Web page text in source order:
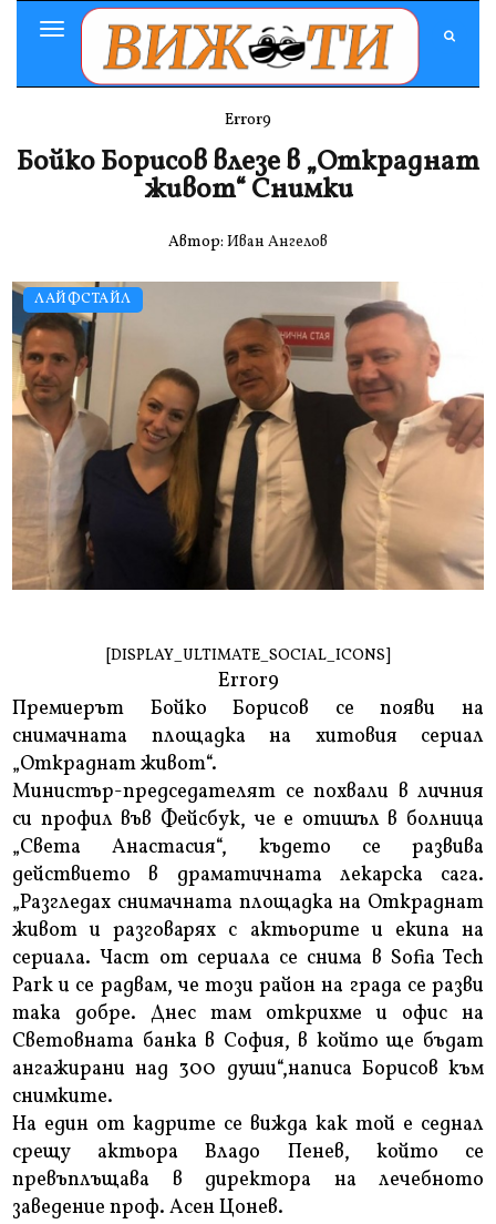
Toggle
Navigation
ЛАЙФСТАЙЛ
Error9
Бойко Борисов влезе в „Откраднат
живот“ Снимки
Автор: Иван Ангелов
[DISPLAY_ULTIMATE_SOCIAL_ICONS]
Error9
Премиерът Бойко Борисов се появи на
снимачната площадка на хитовия сериал
„Откраднат живот“.
Министър-председателят се похвали в личния
си профил във Фейсбук, че е отишъл в болница
„Света Анастасия“, където се развива
действието в драматичната лекарска сага.
„Разгледах снимачната площадка на Откраднат
живот и разговарях с актьорите и екипа на
сериала. Част от сериала се снима в Sofia Tech
Park и се радвам, че този район на града се разви
така добре. Днес там открихме и офис на
Световната банка в София, в който ще бъдат
ангажирани над 300 души“,написа Борисов към
снимките.
На един от кадрите се вижда как той е седнал
срещу актьора Владо Пенев, който се
превъплъщава в директора на лечебното
заведение проф. Асен Цонев.